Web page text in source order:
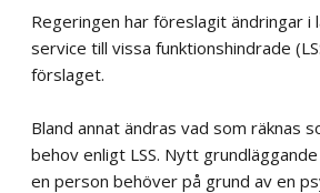
Regeringen har föreslagit ändringar i
service till vissa funktionshindrade
förslaget.
Bland annat ändras vad som räknas
behov enligt LSS. Nytt
en person behöver på grund av en